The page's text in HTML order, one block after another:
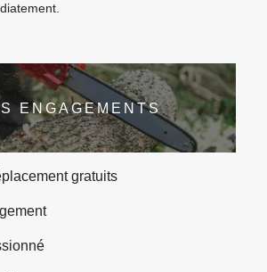
ENGAGEMENTS
gratuits